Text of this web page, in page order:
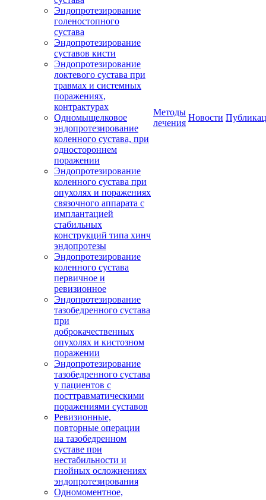
Эндопротезирование
голеностопного
сустава
Эндопротезирование
суставов кисти
Эндопротезирование
локтевого сустава при
травмах и системных
поражениях,
контрактурах
Одномыщелковое
эндопротезирование
коленного сустава, при
одностороннем
поражении
Эндопротезирование
коленного сустава при
опухолях и поражениях
связочного аппарата с
имплантацией
стабильных
конструкций типа хинч
эндопротезы
Эндопротезирование
коленного сустава
первичное и
ревизионное
Эндопротезирование
тазобедренного сустава
при
доброкачественных
опухолях и кистозном
поражении
Эндопротезирование
тазобедренного сустава
у пациентов с
посттравматическими
поражениями суставов
Ревизионные,
повторные операции
на тазобедренном
суставе при
нестабильности и
гнойных осложнениях
эндопротезирования
Одномоментное,
Методы
лечения
Новости